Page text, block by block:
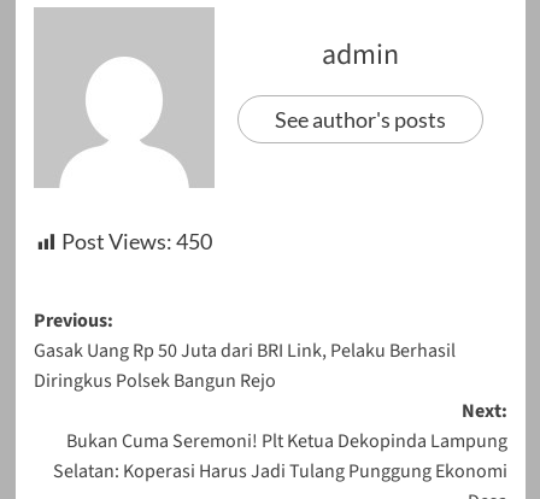
admin
See author's posts
Post Views:450
Post
navigation
Previous:
Gasak Uang Rp 50 Juta dari BRI Link, Pelaku Berhasil
Diringkus Polsek Bangun Rejo
Next:
Bukan Cuma Seremoni! Plt Ketua Dekopinda Lampung
Selatan: Koperasi Harus Jadi Tulang Punggung Ekonomi